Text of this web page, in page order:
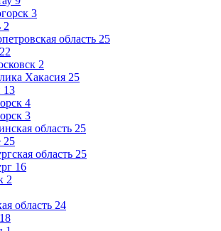
3
2
область 25
22
2
Хакасия 25
13
4
3
область 25
25
область 25
16
2
область 24
18